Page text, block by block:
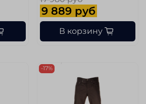
9 889 руб
В корзину
-17%